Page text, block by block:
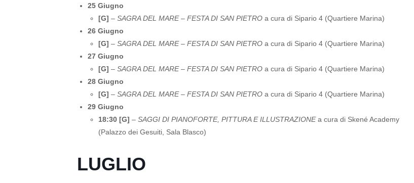
25 Giugno
[G] – SAGRA DEL MARE – FESTA DI SAN PIETRO a cura di Sipario 4 (Quartiere Marina)
26 Giugno
[G] – SAGRA DEL MARE – FESTA DI SAN PIETRO a cura di Sipario 4 (Quartiere Marina)
27 Giugno
[G] – SAGRA DEL MARE – FESTA DI SAN PIETRO a cura di Sipario 4 (Quartiere Marina)
28 Giugno
[G] – SAGRA DEL MARE – FESTA DI SAN PIETRO a cura di Sipario 4 (Quartiere Marina)
29 Giugno
18:30 [G] – SAGGI DI PIANOFORTE, PITTURA E ILLUSTRAZIONEa cura di Skené Academy
(Palazzo dei Gesuiti, Sala Blasco)
LUGLIO